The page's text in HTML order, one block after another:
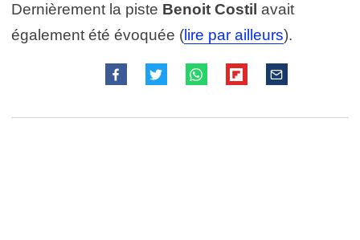
Dernièrement la piste Benoit Costil avait
également été évoquée ( lire par ailleurs).